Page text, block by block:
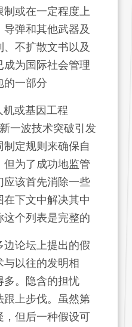
或在一定程度上
弹和其他武器及
不扩散文书以及
为国际社会管理
的一部分
机或基因工程
一波技术突破引发
定规则来确保自
为了成功地监管
应该首先消除一些
下文中解决其中
这个列表是完整的
论坛上提出的假
与以往的发明相
多。隐含的担忧
跟上步伐。虽然第
，但后一种假设可